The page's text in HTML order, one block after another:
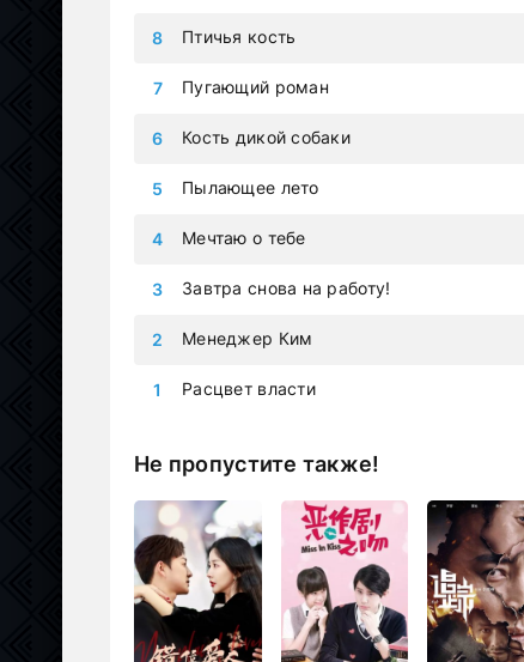
Расцвет власти
Менеджер Ким
Завтра снова на работу!
Мечтаю о тебе
Пылающее лето
Кость дикой собаки
Пугающий роман
Птичья кость
Не пропустите также!